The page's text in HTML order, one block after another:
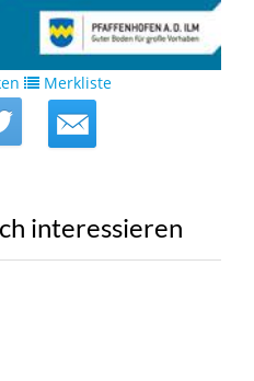
Merkliste
interessieren